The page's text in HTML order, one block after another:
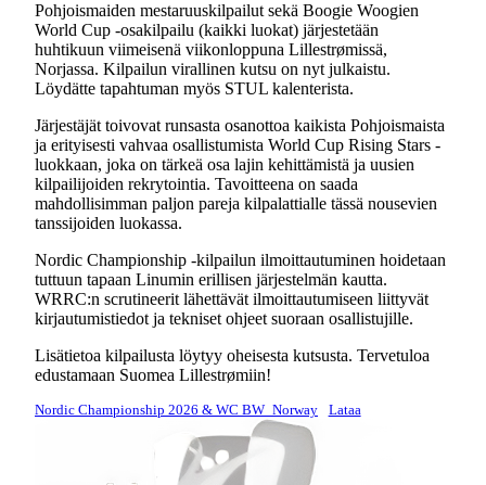
Pohjoismaiden mestaruuskilpailut sekä Boogie Woogien
World Cup -osakilpailu (kaikki luokat) järjestetään
huhtikuun viimeisenä viikonloppuna Lillestrømissä,
Norjassa. Kilpailun virallinen kutsu on nyt julkaistu.
Löydätte tapahtuman myös STUL kalenterista.
Järjestäjät toivovat runsasta osanottoa kaikista Pohjoismaista
ja erityisesti vahvaa osallistumista World Cup Rising Stars -
luokkaan, joka on tärkeä osa lajin kehittämistä ja uusien
kilpailijoiden rekrytointia. Tavoitteena on saada
mahdollisimman paljon pareja kilpalattialle tässä nousevien
tanssijoiden luokassa.
Nordic Championship -kilpailun ilmoittautuminen hoidetaan
tuttuun tapaan Linumin erillisen järjestelmän kautta.
WRRC:n scrutineerit lähettävät ilmoittautumiseen liittyvät
kirjautumistiedot ja tekniset ohjeet suoraan osallistujille.
Lisätietoa kilpailusta löytyy oheisesta kutsusta. Tervetuloa
edustamaan Suomea Lillestrømiin!
Nordic Championship 2026 & WC BW_Norway Lataa